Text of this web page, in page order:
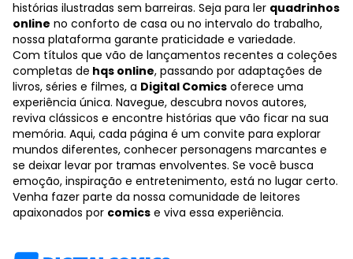
histórias ilustradas sem barreiras. Seja para ler quadrinhos
online no conforto de casa ou no intervalo do trabalho,
nossa plataforma garante praticidade e variedade.
Com títulos que vão de lançamentos recentes a coleções
completas de hqs online, passando por adaptações de
livros, séries e filmes, a Digital Comics oferece uma
experiência única. Navegue, descubra novos autores,
reviva clássicos e encontre histórias que vão ficar na sua
memória. Aqui, cada página é um convite para explorar
mundos diferentes, conhecer personagens marcantes e
se deixar levar por tramas envolventes. Se você busca
emoção, inspiração e entretenimento, está no lugar certo.
Venha fazer parte da nossa comunidade de leitores
apaixonados por comics e viva essa experiência.